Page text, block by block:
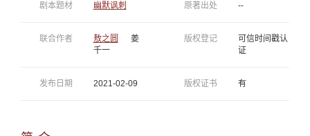
剧本题材 幽默讽刺 原著出处 --
联合作者 敖之圆
姜
千一
版权登记
可信时间戳认
证
发布日期 2021-02-09 版权证书 有